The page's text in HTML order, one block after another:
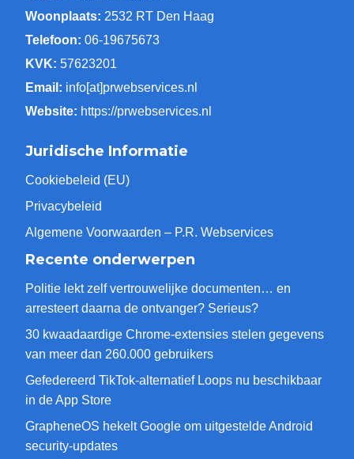
Woonplaats: 2532 RT Den Haag
Telefoon: 06-19675673
KVK: 57623201
Email: info[at]prwebservices.nl
Website: https://prwebservices.nl
Juridische Informatie
Cookiebeleid (EU)
Privacybeleid
Algemene Voorwaarden – P.R. Webservices
Recente onderwerpen
Politie lekt zelf vertrouwelijke documenten… en
arresteert daarna de ontvanger? Serieus?
30 kwaadaardige Chrome-extensies stelen gegevens
van meer dan 260.000 gebruikers
Gefedereerd TikTok-alternatief Loops nu beschikbaar
in de App Store
GrapheneOS hekelt Google om uitgestelde Android
security-updates